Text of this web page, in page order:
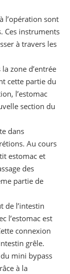
l’opération sont
Ces instruments
à travers les
zone d’entrée
cette partie du
l’estomac
section du
dans
Au cours
estomac et
des
partie de
de l’intestin
l’estomac est
connexion
grêle.
mini bypass
à la